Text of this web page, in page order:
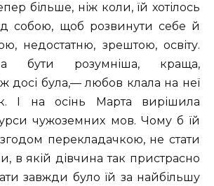
більше, ніж коли, їй хотілось
собою, щоб розвинути себе й
недостатню, зрештою, освіту.
бути розумніша, краща,
досі була,— любов клала на неї
І на осінь Марта вирішила
чужоземних мов. Чому б їй
перекладачкою, не стати
в якій дівчина так пристрасно
завжди було їй за найбільшу